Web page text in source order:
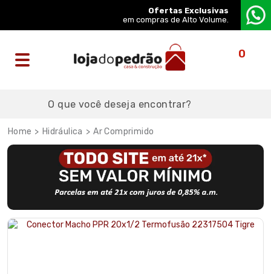
Ofertas Exclusivas
em compras de Alto Volume.
0
Hidráulica Ar Comprimido